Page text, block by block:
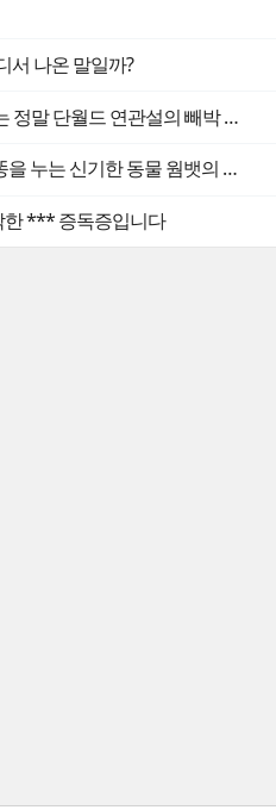
서 나온 말일까?
[이슈점검] 뉴진스 OMG 뮤비는 정말 단월드 연관설의 빼박 증거일까
[훗] "이게 똥이라고?" 사각형 똥을 누는 신기한 동물 웜뱃의 비밀
한 *** 증독증입니다